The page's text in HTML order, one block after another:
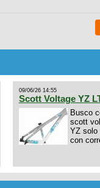
09/06/26 14:55
Scott Voltage YZ
Busco
scott
YZ solo
con